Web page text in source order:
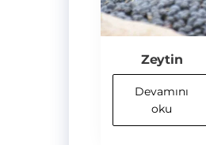
Zeytin
Devamını
oku